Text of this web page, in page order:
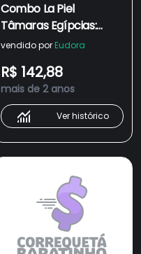
Combo La Piel
Tâmaras Egípcias:
Sabonete Líquido
Creme para Mãos 50g
+ Spray Perfumado
200ml
vendido por Eudora
R$ 142,88
mais de 2 anos
Ver histórico